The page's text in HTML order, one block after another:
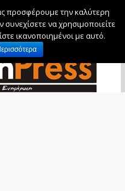
2026
προσφέρουμε την καλύτερη
να χρησιμοποιείτε
ικανοποιημένοι με αυτό.